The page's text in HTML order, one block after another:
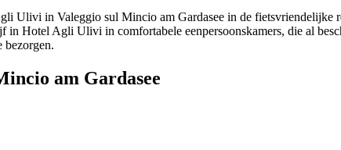
Ulivi in Valeggio sul Mincio am Gardasee in de fietsvriendelijke
Hotel Agli Ulivi in comfortabele eenpersoonskamers, die al
am Gardasee